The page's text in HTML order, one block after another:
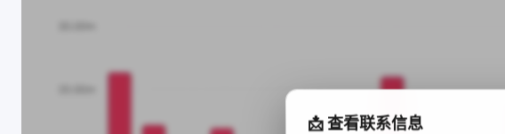
📩 查看联系信息